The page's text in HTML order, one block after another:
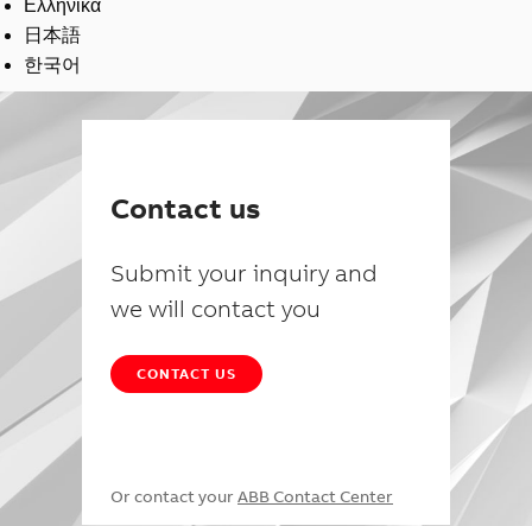
Ελληνικά
日本語
한국어
Contact us
Submit your inquiry and
we will contact you
CONTACT US
Or contact your ABB Contact Center